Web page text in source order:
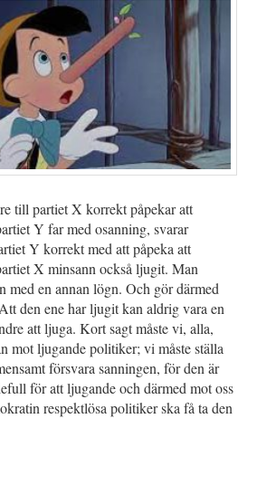
till partiet X korrekt påpekar att
Y far med osanning, svarar
Y korrekt med att påpeka att
X minsann också ljugit. Man
med en annan lögn. Och gör därmed
den ene har ljugit kan aldrig vara en
att ljuga. Kort sagt måste vi, alla,
mot ljugande politiker; vi måste ställa
försvara sanningen, för den är
för att ljugande och därmed mot oss
respektlösa politiker ska få ta den